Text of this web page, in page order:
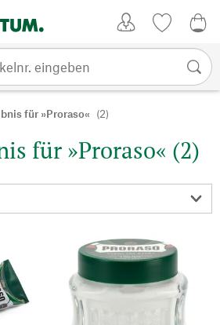
für »Proraso« (2)
für »Proraso« (2)